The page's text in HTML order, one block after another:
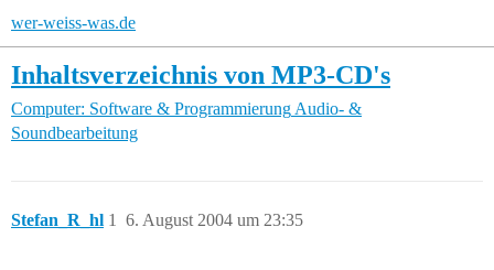
wer-weiss-was.de
Inhaltsverzeichnis von MP3-CD's
Computer: Software & Programmierung Audio- &
Soundbearbeitung
Stefan_R_hl 6. August 2004 um 23:35
1